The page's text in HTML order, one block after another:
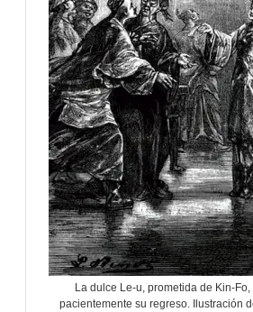
La dulce Le-u, prometida de Kin-
pacientemente su regreso. Ilustración